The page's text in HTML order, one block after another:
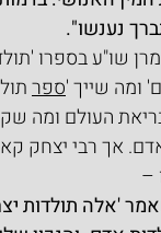
נענשו".
שו"ע בספרו
ומה שייך 'ספר
העולם ומה
אך רבי יצחק
–
'אלה תולדות